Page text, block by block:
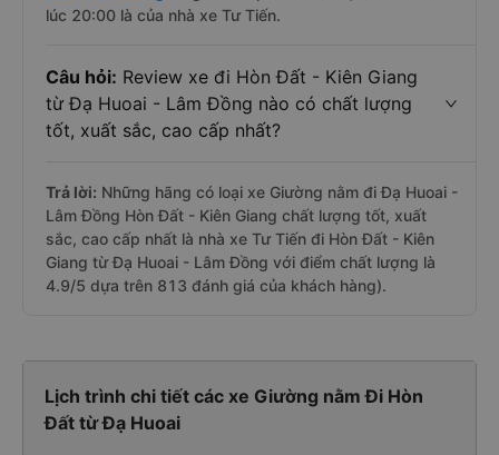
lúc 20:00 là của nhà xe Tư Tiến.
Câu hỏi: Review xe đi Hòn Đất - Kiên Giang
từ Đạ Huoai - Lâm Đồng nào có chất lượng
tốt, xuất sắc, cao cấp nhất?
Trả lời: Những hãng có loại xe Giường nằm đi Đạ Huoai -
Lâm Đồng Hòn Đất - Kiên Giang chất lượng tốt, xuất
sắc, cao cấp nhất là nhà xe Tư Tiến đi Hòn Đất - Kiên
Giang từ Đạ Huoai - Lâm Đồng với điểm chất lượng là
4.9/5 dựa trên 813 đánh giá của khách hàng).
Lịch trình chi tiết các xe Giường nằm Đi Hòn
Đất từ Đạ Huoai